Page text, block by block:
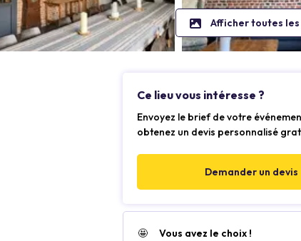
Afficher toutes
Ce lieu vous intéresse ?
Envoyez le brief de votre
obtenez un devis personnalisé
Demander un devis
🤩
Vous avez le choix !